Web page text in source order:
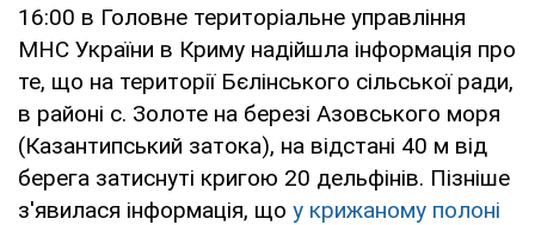
16:00 в Головне територіальне управління
МНС України в Криму надійшла інформація про
те, що на території Бєлінського сільської ради,
в районі с. Золоте на березі Азовського моря
(Казантипський затока), на відстані 40 м від
берега затиснуті кригою 20 дельфінів. Пізніше
з'явилася інформація, що у крижаному полоні